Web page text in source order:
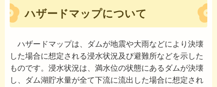
ハザードマップについて
ハザードマップは、ダムが地震や大雨などにより決壊
した場合に想定される浸水状況及び避難所などを示した
ものです。浸水状況は、満水位の状態にあるダムが決壊
し、ダム湖貯水量が全て下流に流出した場合に想定され